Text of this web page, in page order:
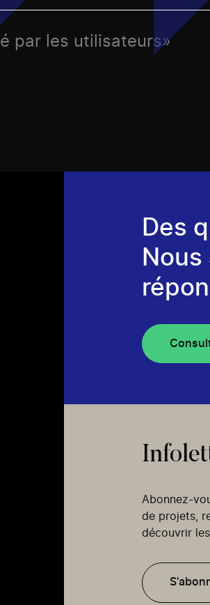
par les utilisateurs»
Des
Abonnez-
de projets,
découvrir